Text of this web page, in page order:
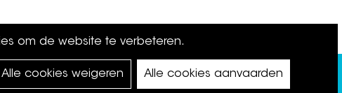
om de website te verbeteren.
Alle cookies weigeren Alle cookies aanvaarden